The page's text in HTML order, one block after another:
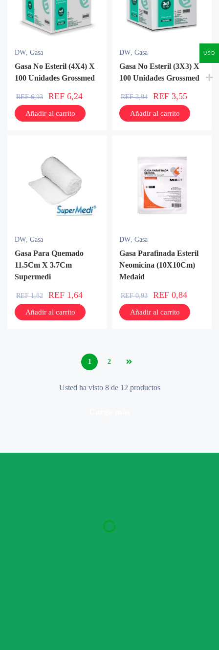
DW, Gasa
Gasa No Esteril (4X4) X
100 Unidades Grossmed
REF6,93 REF 6,24
Añadir al carrito
DW, Gasa
Gasa No Esteril (3X3) X
100 Unidades Grossmed
REF3,94 REF 3,55
Añadir al carrito
DW, Gasa
Gasa Para Quemado
11.5Cm X 3.7Cm
Supermedi
REF1,82 REF 1,64
Añadir al carrito
DW, Gasa
Gasa Parafinada Esteril
Neomicina (10X10Cm)
Medaid
REF0,93 REF 0,84
Añadir al carrito
1 2
Usted ha visto 8 de 12 productos
USD